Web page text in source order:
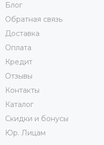
Блог
Обратная связь
Доставка
Оплата
Кредит
Отзывы
Контакты
Каталог
Скидки и бонусы
Юр. Лицам